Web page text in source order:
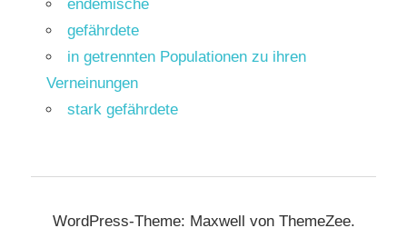
endemische
gefährdete
in getrennten Populationen zu ihren
Verneinungen
stark gefährdete
WordPress-Theme: Maxwell von ThemeZee.